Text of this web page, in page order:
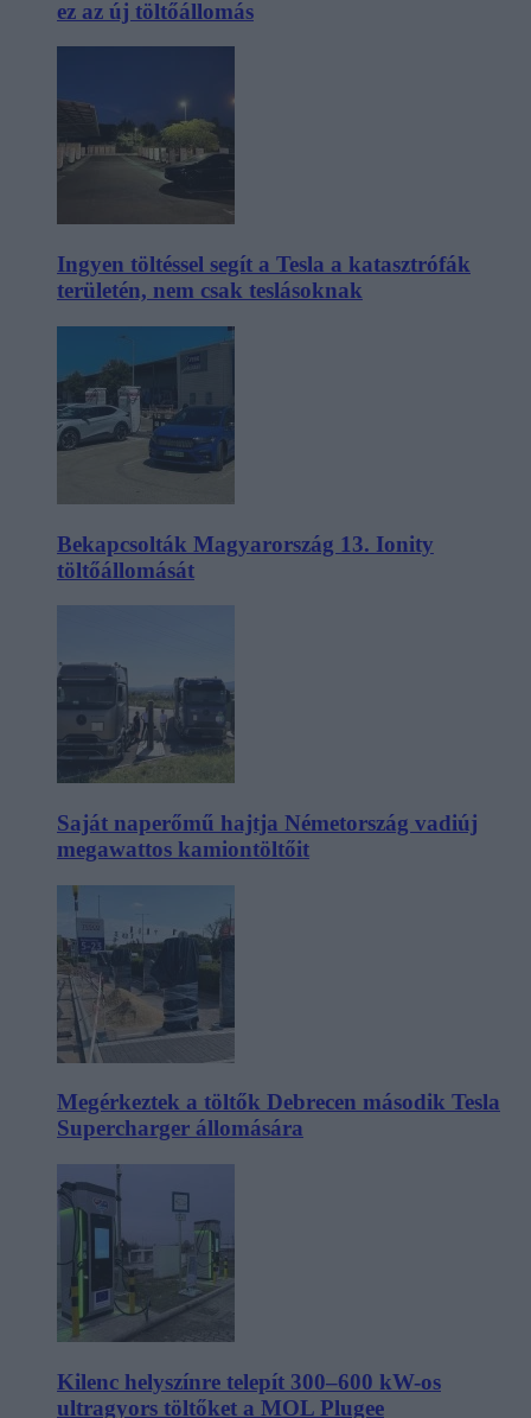
ez az új töltőállomás
Ingyen töltéssel segít a Tesla a katasztrófák
területén, nem csak teslásoknak
Bekapcsolták Magyarország 13. Ionity
töltőállomását
Saját naperőmű hajtja Németország vadiúj
megawattos kamiontöltőit
Megérkeztek a töltők Debrecen második Tesla
Supercharger állomására
Kilenc helyszínre telepít 300–600 kW-os
ultragyors töltőket a MOL Plugee